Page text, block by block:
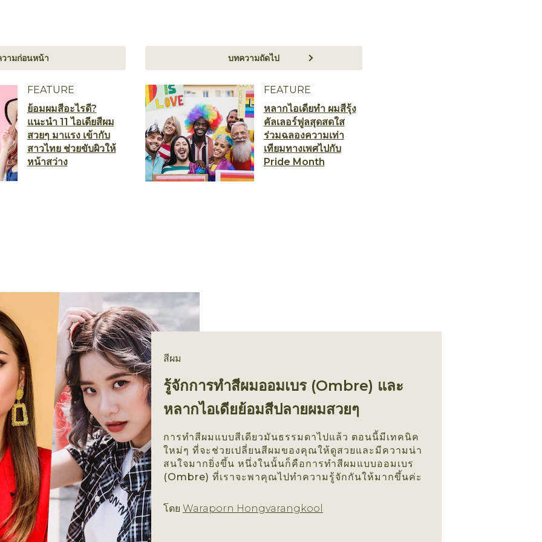
FEATURE
ย้อมผมสีอะไรดี?
แนะนำ 11 ไอเดียสีผม
สวยๆ มาแรง เข้ากับ
สาวไทย ช่วยขับผิวให้
หน้าสว่าง
ามก่อนหน้า
FEATURE
หลากไอเดียทำ ผมสีรุ้ง
คัลเลอร์ฟูลสุดสดใส
ร่วมฉลองความเท่า
เทียมทางเพศไปกับ
Pride Month
บทความถัดไป
สีผม
รู้จักการทำสีผมออมเบร (Ombre) และ
หลากไอเดียย้อมสีปลายผมสวยๆ
การทำสีผมแบบสีเดียวมันธรรมดาไปแล้ว ตอนนี้มีเทคนิค
ใหม่ๆ ที่จะช่วยเปลี่ยนสีผมของคุณให้ดูสวยและมีความน่า
สนใจมากยิ่งขึ้น หนึ่งในนั้นก็คือการทำสีผมแบบออมเบร
(Ombre) ที่เราจะพาคุณไปทำความรู้จักกันให้มากขึ้นค่ะ
โดย Waraporn Hongvarangkool